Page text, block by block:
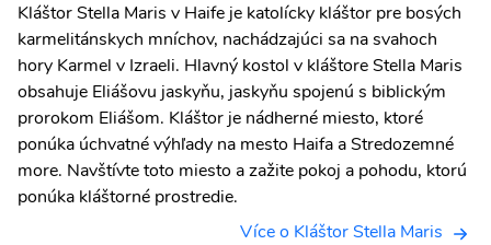
Kláštor Stella Maris v Haife je katolícky kláštor pre bosých
karmelitánskych mníchov, nachádzajúci sa na svahoch
hory Karmel v Izraeli. Hlavný kostol v kláštore Stella Maris
obsahuje Eliášovu jaskyňu, jaskyňu spojenú s biblickým
prorokom Eliášom. Kláštor je nádherné miesto, ktoré
ponúka úchvatné výhľady na mesto Haifa a Stredozemné
more. Navštívte toto miesto a zažite pokoj a pohodu, ktorú
ponúka kláštorné prostredie.
Více o Kláštor Stella Maris